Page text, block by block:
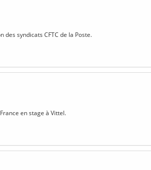
des syndicats CFTC de la Poste.
en stage à Vittel.